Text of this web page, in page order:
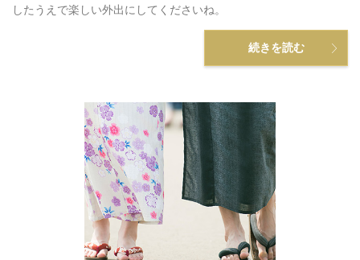
したうえで楽しい外出にしてくださいね。
続きを読む